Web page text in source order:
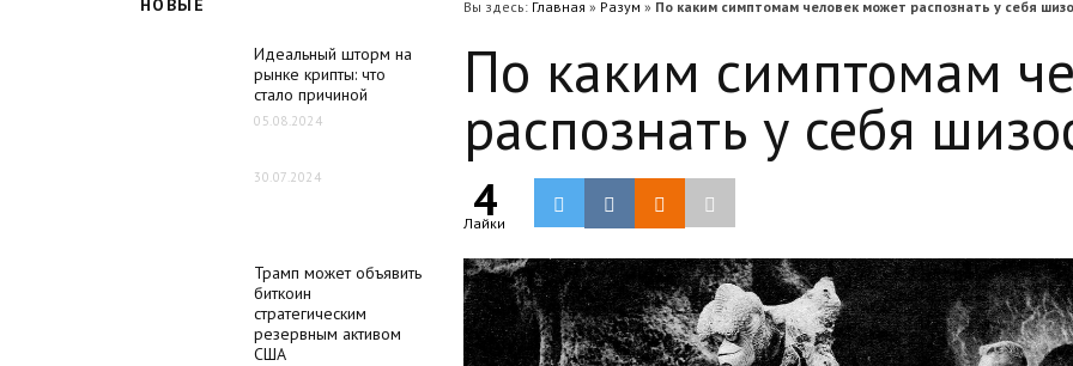
НОВЫЕ
Идеальный шторм на
рынке крипты: что
стало причиной
05.08.2024
30.07.2024
Трамп может объявить
биткоин
стратегическим
резервным активом
США
Вы здесь: Главная » Разум » По каким симптомам человек может распознать у себя
По каким симптомам
распознать у себя
4
Лайки